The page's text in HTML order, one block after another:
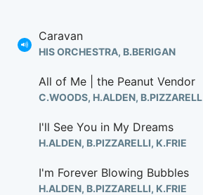
Caravan
HIS ORCHESTRA, B.BERIGAN
All of Me | the Peanut Vendor
C.WOODS, H.ALDEN, B.PIZZARELL
I'll See You in My Dreams
H.ALDEN, B.PIZZARELLI, K.FRIE
I'm Forever Blowing Bubbles
H.ALDEN, B.PIZZARELLI, K.FRIE